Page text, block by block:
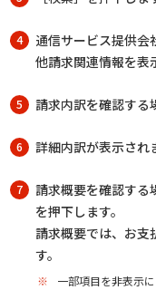
4
通信サービス提供
他請求関連情報を表
5 請求内訳を確認する
6 詳細内訳が表示され
7
請求概要を確認する
を押下します。
請求概要では、お支
す。
※ 一部項目を非表示に